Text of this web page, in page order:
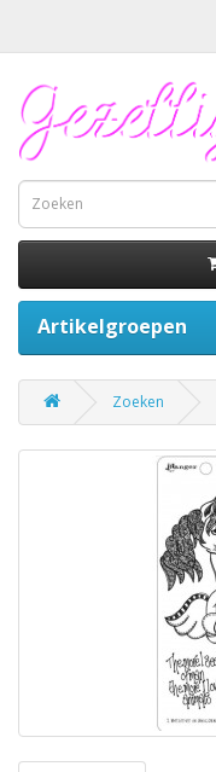
Artikelgroepen
Zoeken